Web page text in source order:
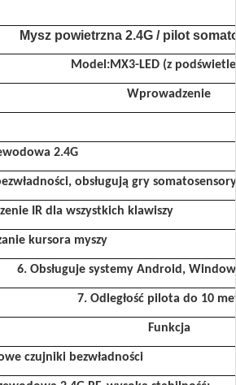
Mysz powietrzna 2.4G / pilot
Model :MX3-LED (z
Wprowadzenie
2.4G
obsługują gry
IR dla wszystkich klawiszy
kursora myszy
6. Obsługuje systemy Android,
7. Odległość pilota do 10
Funkcja
czujniki bezwładności